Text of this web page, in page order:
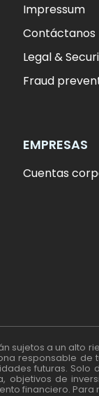
Impressum
Contáctanos
Legal &
Fraud
EMPRESAS
Cuentas
sujetos a un alto
responsable
futuras.
objetivos de
financiero.